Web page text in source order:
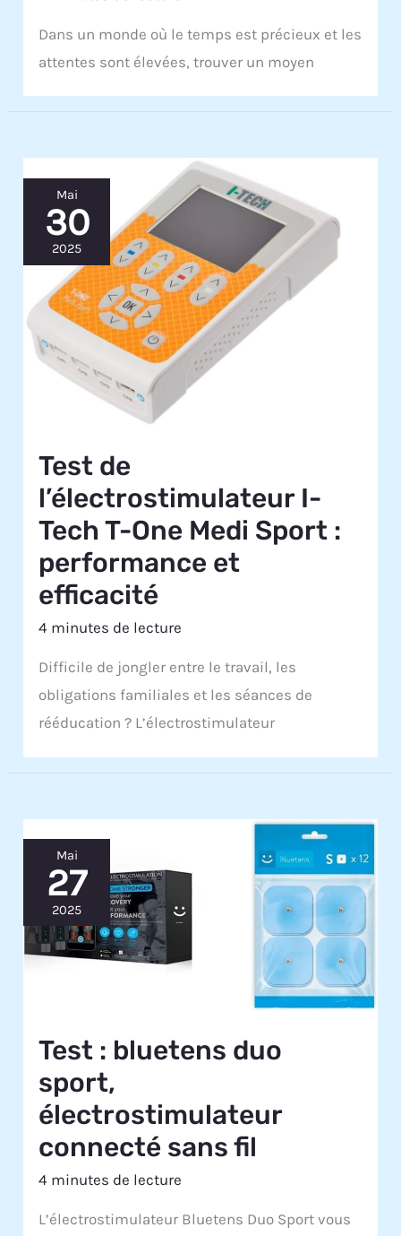
Dans un monde où le temps est précieux et les
attentes sont élevées, trouver un moyen
Mai
30
2025
Test de
l’électrostimulateur I-
Tech T-One Medi Sport :
performance et
efficacité
4 minutes de lecture
Difficile de jongler entre le travail, les
obligations familiales et les séances de
rééducation ? L’électrostimulateur
Mai
27
2025
Test : bluetens duo
sport,
électrostimulateur
connecté sans fil
4 minutes de lecture
L’électrostimulateur Bluetens Duo Sport vous